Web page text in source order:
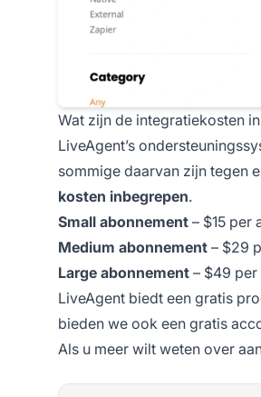
Wat zijn de integratiekosten
LiveAgent’s
sommige daarvan zijn tegen
kosten inbegrepen.
Small abonnement – $15 per
Medium abonnement – $29
Large abonnement – $49 per
LiveAgent biedt een gratis
bieden we ook een gratis
Als u meer wilt weten over